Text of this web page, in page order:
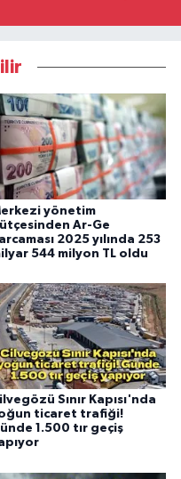
yönetim
Ar-Ge
2025 yılında 253
544 milyon TL oldu
Sınır Kapısı'nda
ticaret trafiği!
1.500 tır geçiş